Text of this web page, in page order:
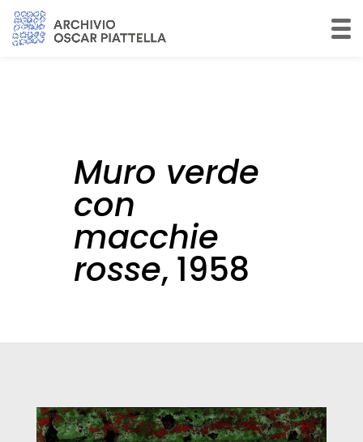
Muro verde
con
macchie
rosse, 1958